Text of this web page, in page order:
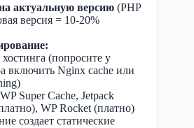
актуальную версию (PHP
версия = 10-20%
(попросите у
включить Nginx cache или
Super Cache, Jetpack
WP Rocket (платно)
создает статические